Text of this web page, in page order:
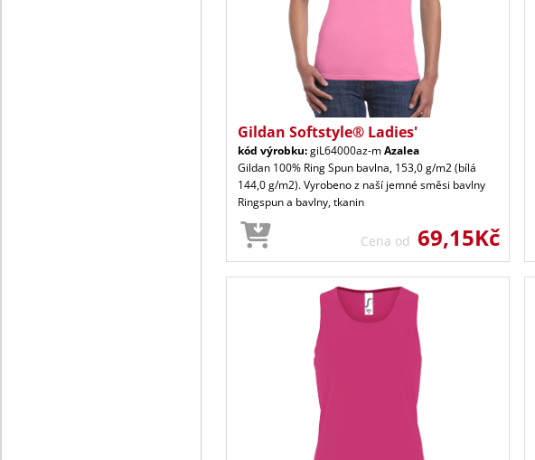
Gildan Softstyle® Ladies'
kód výrobku:giL64000az-mAzalea
Gildan 100% Ring Spun bavlna, 153,0 g/m2 (bílá
144,0 g/m2). Vyrobeno z naší jemné směsi bavlny
Ringspun a bavlny, tkanin
Cena od 69,15Kč